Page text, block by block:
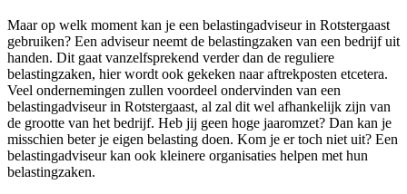
Maar op welk moment kan je een belastingadviseur in Rotstergaast
gebruiken? Een adviseur neemt de belastingzaken van een bedrijf uit
handen. Dit gaat vanzelfsprekend verder dan de reguliere
belastingzaken, hier wordt ook gekeken naar aftrekposten etcetera.
Veel ondernemingen zullen voordeel ondervinden van een
belastingadviseur in Rotstergaast, al zal dit wel afhankelijk zijn van
de grootte van het bedrijf. Heb jij geen hoge jaaromzet? Dan kan je
misschien beter je eigen belasting doen. Kom je er toch niet uit? Een
belastingadviseur kan ook kleinere organisaties helpen met hun
belastingzaken.